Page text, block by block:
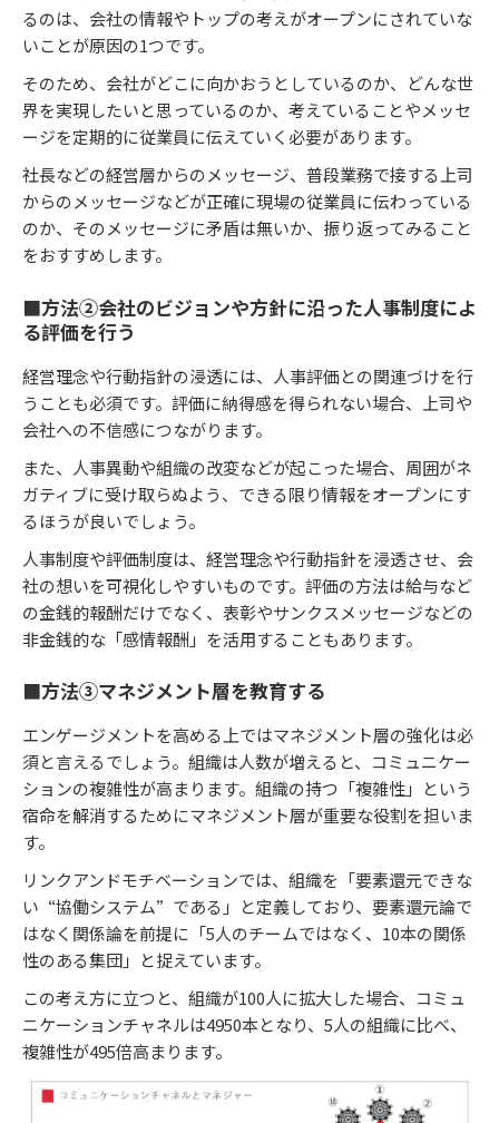
るのは、会社の情報やトップの考えがオープンにされていな
いことが原因の1つです。
そのため、会社がどこに向かおうとしているのか、どんな世
界を実現したいと思っているのか、考えていることやメッセ
ージを定期的に従業員に伝えていく必要があります。
社長などの経営層からのメッセージ、普段業務で接する上司
からのメッセージなどが正確に現場の従業員に伝わっている
のか、そのメッセージに矛盾は無いか、振り返ってみること
をおすすめします。
■方法②会社のビジョンや方針に沿った人事制度によ
る評価を行う
経営理念や行動指針の浸透には、人事評価との関連づけを行
うことも必須です。評価に納得感を得られない場合、上司や
会社への不信感につながります。
また、人事異動や組織の改変などが起こった場合、周囲がネ
ガティブに受け取らぬよう、できる限り情報をオープンにす
るほうが良いでしょう。
人事制度や評価制度は、経営理念や行動指針を浸透させ、会
社の想いを可視化しやすいものです。評価の方法は給与など
の金銭的報酬だけでなく、表彰やサンクスメッセージなどの
非金銭的な「感情報酬」を活用することもあります。
■方法③マネジメント層を教育する
エンゲージメントを高める上ではマネジメント層の強化は必
須と言えるでしょう。組織は人数が増えると、コミュニケー
ションの複雑性が高まります。組織の持つ「複雑性」という
宿命を解消するためにマネジメント層が重要な役割を担いま
す。
リンクアンドモチベーションでは、組織を「要素還元できな
い“協働システム”である」と定義しており、要素還元論で
はなく関係論を前提に「5⼈のチームではなく、10本の関係
性のある集団」と捉えています。
この考え方に立つと、組織が100人に拡大した場合、コミュ
ニケーションチャネルは4950本となり、5人の組織に比べ、
複雑性が495倍高まります。